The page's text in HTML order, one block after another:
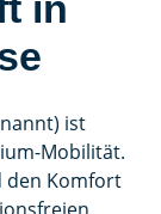
ist
Mobilität.
den Komfort